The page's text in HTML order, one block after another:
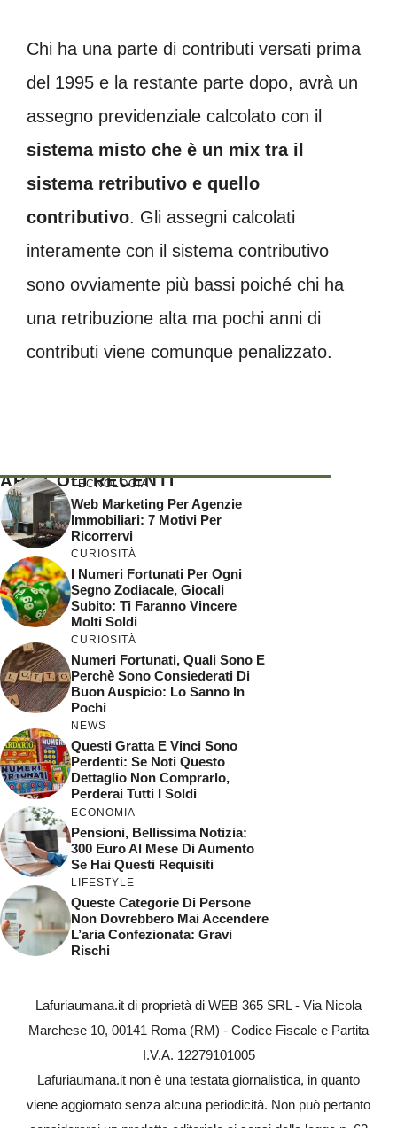
Chi ha una parte di contributi versati prima
del 1995 e la restante parte dopo, avrà un
assegno previdenziale calcolato con il
sistema misto che è un mix tra il
sistema retributivo e quello
contributivo. Gli assegni calcolati
interamente con il sistema contributivo
sono ovviamente più bassi poiché chi ha
una retribuzione alta ma pochi anni di
contributi viene comunque penalizzato.
ARTICOLI RECENTI
TECNOLOGIA
Web Marketing Per Agenzie
Immobiliari: 7 Motivi Per
Ricorrervi
CURIOSITÀ
I Numeri Fortunati Per Ogni
Segno Zodiacale, Giocali
Subito: Ti Faranno Vincere
Molti Soldi
CURIOSITÀ
Numeri Fortunati, Quali Sono E
Perchè Sono Consiederati Di
Buon Auspicio: Lo Sanno In
Pochi
NEWS
Questi Gratta E Vinci Sono
Perdenti: Se Noti Questo
Dettaglio Non Comprarlo,
Perderai Tutti I Soldi
ECONOMIA
Pensioni, Bellissima Notizia:
300 Euro Al Mese Di Aumento
Se Hai Questi Requisiti
LIFESTYLE
Queste Categorie Di Persone
Non Dovrebbero Mai Accendere
L’aria Confezionata: Gravi
Rischi
Lafuriaumana.it di proprietà di WEB 365 SRL - Via Nicola
Marchese 10, 00141 Roma (RM) - Codice Fiscale e Partita
I.V.A. 12279101005
Lafuriaumana.it non è una testata giornalistica, in quanto
viene aggiornato senza alcuna periodicità. Non può pertanto